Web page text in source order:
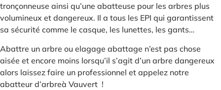
tronçonneuse ainsi qu’une abatteuse pour les arbres plus
volumineux et dangereux. Il a tous les EPI qui garantissent
sa sécurité comme le casque, les lunettes, les gants…
Abattre un arbre ou elagage abattage n’est pas chose
aisée et encore moins lorsqu’il s’agit d’un arbre dangereux
alors laissez faire un professionnel et appelez notre
abatteur d’arbreà Vauvert !